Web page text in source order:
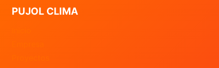
PUJOL CLIMA